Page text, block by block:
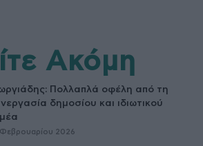
Ακόμη
Πολλαπλά οφέλη από τη
δημοσίου και ιδιωτικού
2026